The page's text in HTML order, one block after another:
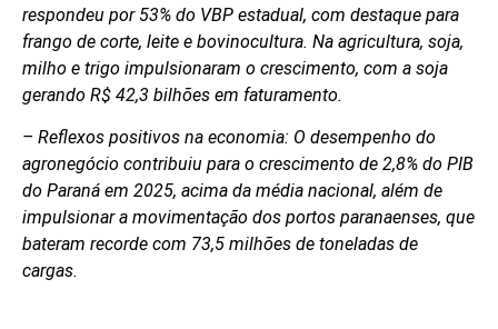
respondeu por 53% do VBP estadual, com destaque para
frango de corte, leite e bovinocultura. Na agricultura, soja,
milho e trigo impulsionaram o crescimento, com a soja
gerando R$ 42,3 bilhões em faturamento.
– Reflexos positivos na economia: O desempenho do
agronegócio contribuiu para o crescimento de 2,8% do PIB
do Paraná em 2025, acima da média nacional, além de
impulsionar a movimentação dos portos paranaenses, que
bateram recorde com 73,5 milhões de toneladas de
cargas.